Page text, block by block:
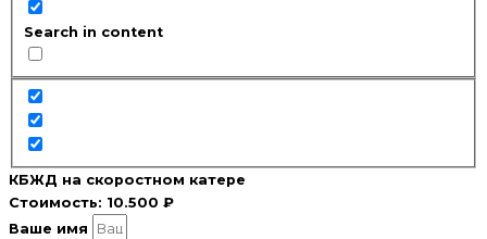
Search in content
КБЖД на скоростном катере
Стоимость: 10.500 ₽
Ваше имя